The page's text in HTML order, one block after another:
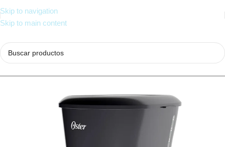
Skip to navigation
Skip to main content